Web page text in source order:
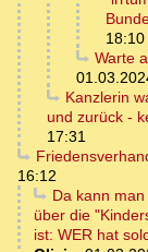
18:10
Warte
Kanzlerin
und zurück -
17:31
16:12
Da kann
über die
ist: WER hat